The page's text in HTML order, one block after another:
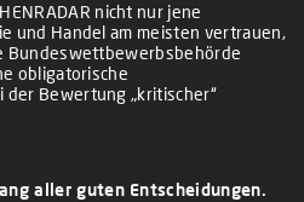
nicht nur jene
und Handel am meisten vertrauen,
Bundeswettbewerbsbehörde
obligatorische
Bewertung „kritischer“
aller guten Entscheidungen.